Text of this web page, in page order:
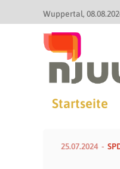
Wuppertal
Startseite
25.07.2024